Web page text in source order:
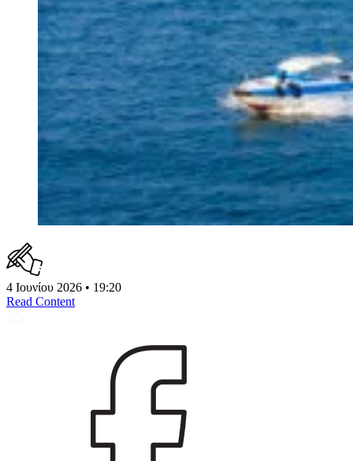
4 Ιουνίου 2026 • 19:20
Read Content